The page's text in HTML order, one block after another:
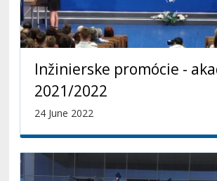
Inžinierske promócie -
2021/2022
24 June 2022